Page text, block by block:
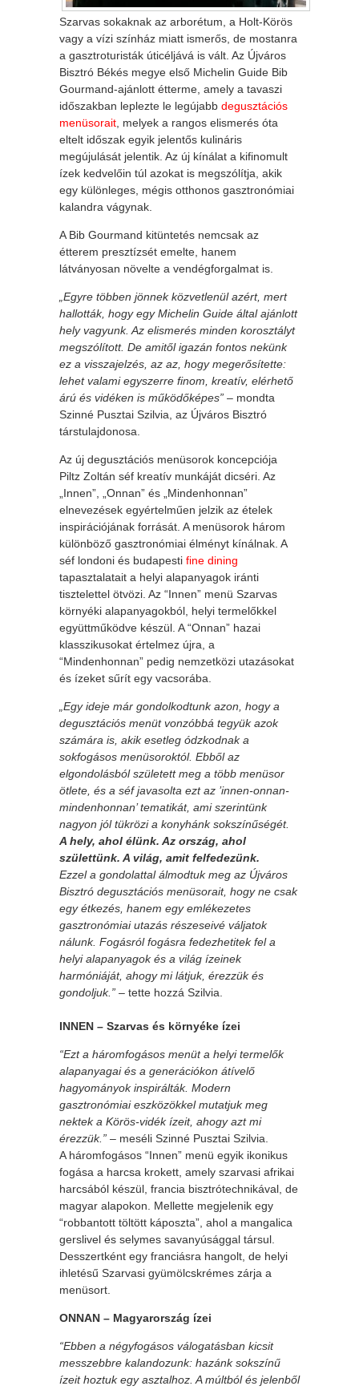
Szarvas sokaknak az arborétum, a Holt-Körös
vagy a vízi színház miatt ismerős, de mostanra
a gasztroturisták úticéljává is vált. Az Újváros
Bisztró Békés megye első Michelin Guide Bib
Gourmand-ajánlott étterme, amely a tavaszi
időszakban leplezte le legújabb degusztációs
menüsorait , melyek a rangos elismerés óta
eltelt időszak egyik jelentős kulináris
megújulását jelentik. Az új kínálat a kifinomult
ízek kedvelőin túl azokat is megszólítja, akik
egy különleges, mégis otthonos gasztronómiai
kalandra vágynak.
A Bib Gourmand kitüntetés nemcsak az
étterem presztízsét emelte, hanem
látványosan növelte a vendégforgalmat is.
„Egyre többen jönnek közvetlenül azért, mert
hallották, hogy egy Michelin Guide által ajánlott
hely vagyunk. Az elismerés minden korosztályt
megszólított. De amitől igazán fontos nekünk
ez a visszajelzés, az az, hogy megerősítette:
lehet valami egyszerre finom, kreatív, elérhető
árú és vidéken is működőképes” – mondta
Szinné Pusztai Szilvia, az Újváros Bisztró
társtulajdonosa.
Az új degusztációs menüsorok koncepciója
Piltz Zoltán séf kreatív munkáját dicséri. Az
„Innen”, „Onnan” és „Mindenhonnan”
elnevezések egyértelműen jelzik az ételek
inspirációjának forrását. A menüsorok három
különböző gasztronómiai élményt kínálnak. A
séf londoni és budapesti fine dining
tapasztalatait a helyi alapanyagok iránti
tisztelettel ötvözi. Az “Innen” menü Szarvas
környéki alapanyagokból, helyi termelőkkel
együttműködve készül. A “Onnan” hazai
klasszikusokat értelmez újra, a
“Mindenhonnan” pedig nemzetközi utazásokat
és ízeket sűrít egy vacsorába.
„Egy ideje már gondolkodtunk azon, hogy a
degusztációs menüt vonzóbbá tegyük azok
számára is, akik esetleg ódzkodnak a
sokfogásos menüsoroktól. Ebből az
elgondolásból született meg a több menüsor
ötlete, és a séf javasolta ezt az ’innen-onnan-
mindenhonnan’ tematikát, ami szerintünk
nagyon jól tükrözi a konyhánk sokszínűségét.
A hely, ahol élünk. Az ország, ahol
születtünk. A világ, amit felfedezünk.
Ezzel a gondolattal álmodtuk meg az Újváros
Bisztró degusztációs menüsorait, hogy ne csak
egy étkezés, hanem egy emlékezetes
gasztronómiai utazás részeseivé váljatok
nálunk. Fogásról fogásra fedezhetitek fel a
helyi alapanyagok és a világ ízeinek
harmóniáját, ahogy mi látjuk, érezzük és
gondoljuk.” – tette hozzá Szilvia.
INNEN – Szarvas és környéke ízei
“Ezt a háromfogásos menüt a helyi termelők
alapanyagai és a generációkon átívelő
hagyományok inspirálták. Modern
gasztronómiai eszközökkel mutatjuk meg
nektek a Körös-vidék ízeit, ahogy azt mi
érezzük.” – meséli Szinné Pusztai Szilvia.
A háromfogásos “Innen” menü egyik ikonikus
fogása a harcsa krokett, amely szarvasi afrikai
harcsából készül, francia bisztrótechnikával, de
magyar alapokon. Mellette megjelenik egy
“robbantott töltött káposzta”, ahol a mangalica
gerslivel és selymes savanyúsággal társul.
Desszertként egy franciásra hangolt, de helyi
ihletésű Szarvasi gyümölcskrémes zárja a
menüsort.
ONNAN – Magyarország ízei
“Ebben a négyfogásos válogatásban kicsit
messzebbre kalandozunk: hazánk sokszínű
ízeit hoztuk egy asztalhoz. A múltból és jelenből